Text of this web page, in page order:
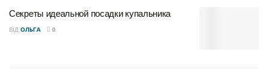
Секреты идеальной посадки купальника
ВІД ОЛЬГА 0